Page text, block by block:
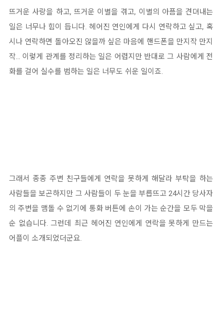
뜨거운 사랑을 하고, 뜨거운 이별을 겪고, 이별의 아픔을 견뎌내는
일은 너무나 힘이 듭니다. 헤어진 연인에게 다시 연락하고 싶고, 혹
시나 연락하면 돌아오진 않을까 싶은 마음에 핸드폰을 만지작 만지
작... 이렇게 관계를 정리하는 일은 어렵지만 반대로 그 사람에게 전
화를 걸어 실수를 범하는 일은 너무도 쉬운 일이죠.
그래서 종종 주변 친구들에게 연락을 못하게 해달라 부탁을 하는
사람들을 보곤하지만 그 사람들이 두 눈을 부릅뜨고 24시간 당사자
의 주변을 맴돌 수 없기에 통화 버튼에 손이 가는 순간을 모두 막을
순 없습니다. 그런데 최근 헤어진 연인에게 연락을 못하게 만드는
어플이 소개되었더군요.